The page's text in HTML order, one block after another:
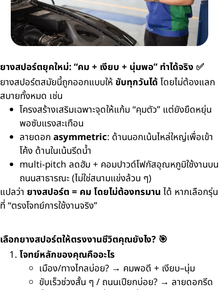
ยางสปอร์ตยุคใหม่: “คม + เงียบ + นุ่มพอ” ทำได้จริง ✅
ยางสปอร์ตสมัยนี้ถูกออกแบบให้ ขับทุกวันได้ โดยไม่ต้องแลก
สบายทั้งหมด เช่น
โครงสร้างเสริมเฉพาะจุดให้แก้ม “คุมตัว” แต่ยังยืดหยุ่น
พอซับแรงสะเทือน
ลายดอก asymmetric: ด้านนอกเน้นไหล่ใหญ่เพื่อเข้า
โค้ง ด้านในเน้นรีดน้ำ
multi-pitch ลดฮัม + คอมปาวด์โฟกัสอุณหภูมิใช้งานบน
ถนนสาธารณะ (ไม่ใช่สนามแข่งล้วน ๆ)
แปลว่า ยางสปอร์ต = คม โดยไม่ต้องทรมาน ได้ หากเลือกรุ่น
ที่ “ตรงโจทย์การใช้งานจริง”
เลือกยางสปอร์ตให้ตรงงานชีวิตคุณยังไง? 🎯
โจทย์หลักของคุณคืออะไร
เมือง/ทางไกลบ่อย? → คมพอดี + เงียบ–นุ่ม
ขับเร็วช่วงสั้น ๆ / ถนนเปียกบ่อย? → ลายดอกรีด